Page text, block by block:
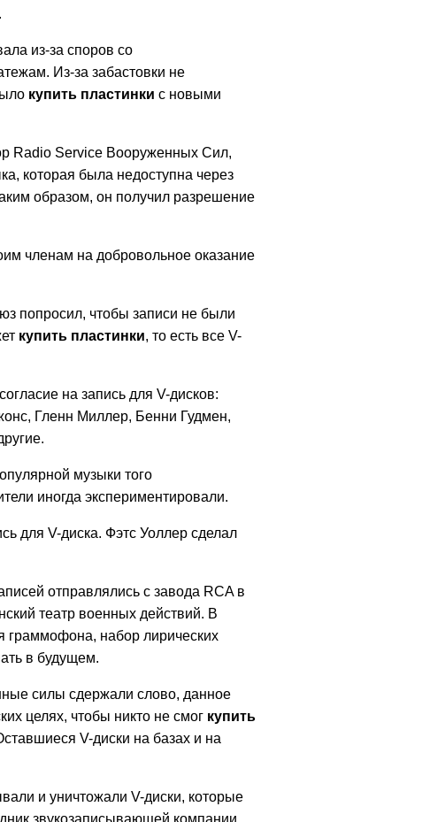
из-за споров со
Из-за забастовки не
купить пластинки с новыми
Radio Service Вооруженных Сил,
которая была недоступна через
образом, он получил разрешение
членам на добровольное оказание
попросил, чтобы записи не были
купить пластинки, то есть все V-
на запись для V-дисков:
Гленн Миллер, Бенни Гудмен,
музыки того
иногда экспериментировали.
для V-диска. Фэтс Уоллер сделал
отправлялись с завода RCA в
театр военных действий. В
граммофона, набор лирических
в будущем.
силы сдержали слово, данное
целях, чтобы никто не смог купить
V-диски на базах и на
и уничтожали V-диски, которые
звукозаписывающей компании